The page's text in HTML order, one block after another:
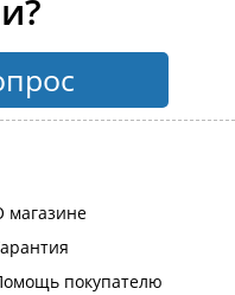
магазине
покупателю